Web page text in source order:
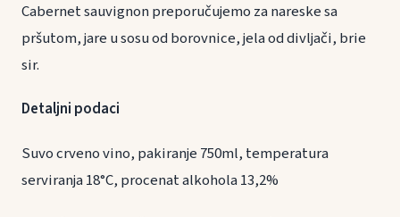
Cabernet sauvignon preporučujemo za nareske sa
pršutom, jare u sosu od borovnice, jela od divljači, brie
sir.
Detaljni podaci
Suvo crveno vino, pakiranje 750ml, temperatura
serviranja 18°C, procenat alkohola 13,2%